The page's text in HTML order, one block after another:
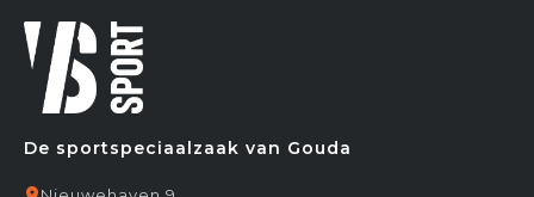
De sportspeciaalzaak van Gouda